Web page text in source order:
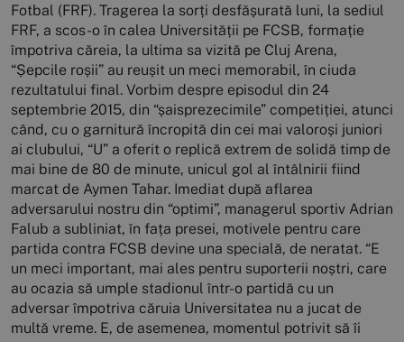
Fotbal (FRF). Tragerea la sorți desfășurată luni, la sediul
FRF, a scos-o în calea Universității pe FCSB, formație
împotriva căreia, la ultima sa vizită pe Cluj Arena,
“Șepcile roșii” au reușit un meci memorabil, în ciuda
rezultatului final. Vorbim despre episodul din 24
septembrie 2015, din “șaisprezecimile” competiției, atunci
când, cu o garnitură încropită din cei mai valoroși juniori
ai clubului, “U” a oferit o replică extrem de solidă timp de
mai bine de 80 de minute, unicul gol al întâlnirii fiind
marcat de Aymen Tahar. Imediat după aflarea
adversarului nostru din “optimi”, managerul sportiv Adrian
Falub a subliniat, în fața presei, motivele pentru care
partida contra FCSB devine una specială, de neratat. “E
un meci important, mai ales pentru suporterii noștri, care
au ocazia să umple stadionul într-o partidă cu un
adversar împotriva căruia Universitatea nu a jucat de
multă vreme. E, de asemenea, momentul potrivit să îi